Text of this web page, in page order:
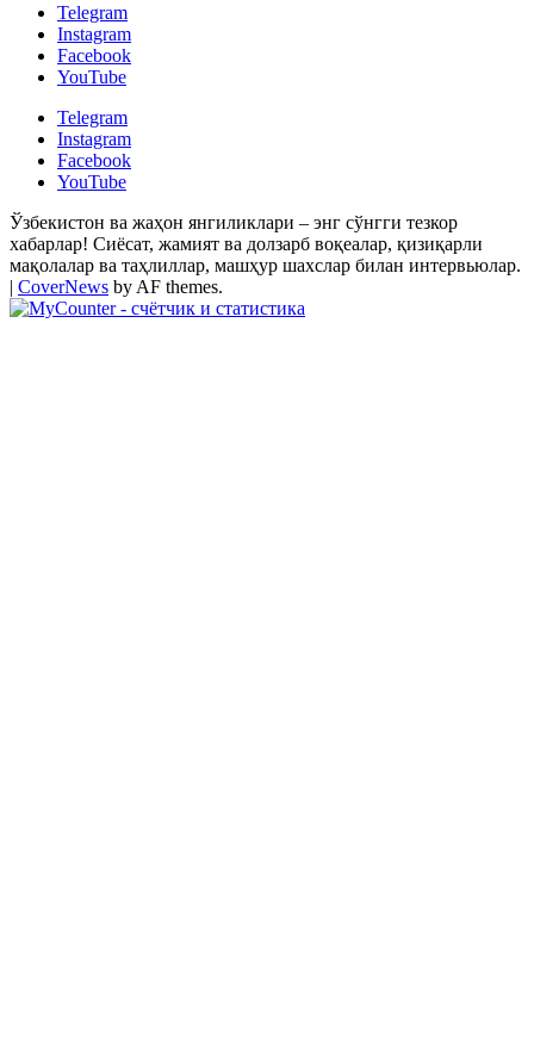
Telegram
Instagram
Facebook
YouTube
Telegram
Instagram
Facebook
YouTube
Ўзбекистон ва жаҳон янгиликлари – энг сўнгги тезкор
хабарлар! Сиёсат, жамият ва долзарб воқеалар, қизиқарли
мақолалар ва таҳлиллар, машҳур шахслар билан интервьюлар.
| CoverNews by AF themes.